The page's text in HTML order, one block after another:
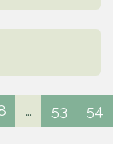
... 53 54